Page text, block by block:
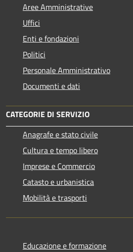
Aree Amministrative
Uffici
Enti e fondazioni
Politici
Personale Amministrativo
Documenti e dati
CATEGORIE DI SERVIZIO
Anagrafe e stato civile
Cultura e tempo libero
Imprese e Commercio
Catasto e urbanistica
Mobilità e trasporti
Educazione e formazione